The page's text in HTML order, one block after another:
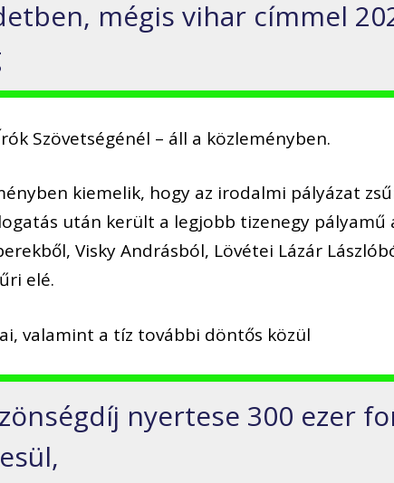
mégis vihar címmel
Szövetségénél – áll a közleményben.
kiemelik, hogy az irodalmi pályázat
után került a legjobb tizenegy pályamű
Visky Andrásból, Lövétei Lázár
elé.
valamint a tíz további döntős közül
nyertese 300 ezer